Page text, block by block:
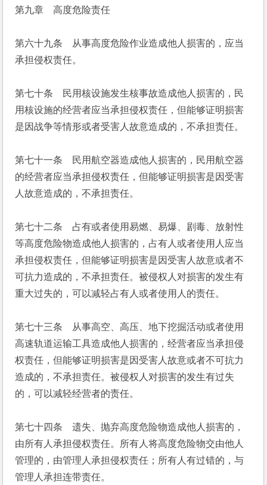
第九章　高度危险责任
第六十九条　从事高度危险作业造成他人损害的，应当
承担侵权责任。
第七十条　民用核设施发生核事故造成他人损害的，民
用核设施的经营者应当承担侵权责任，但能够证明损害
是因战争等情形或者受害人故意造成的，不承担责任。
第七十一条　民用航空器造成他人损害的，民用航空器
的经营者应当承担侵权责任，但能够证明损害是因受害
人故意造成的，不承担责任。
第七十二条　占有或者使用易燃、易爆、剧毒、放射性
等高度危险物造成他人损害的，占有人或者使用人应当
承担侵权责任，但能够证明损害是因受害人故意或者不
可抗力造成的，不承担责任。被侵权人对损害的发生有
重大过失的，可以减轻占有人或者使用人的责任。
第七十三条　从事高空、高压、地下挖掘活动或者使用
高速轨道运输工具造成他人损害的，经营者应当承担侵
权责任，但能够证明损害是因受害人故意或者不可抗力
造成的，不承担责任。被侵权人对损害的发生有过失
的，可以减轻经营者的责任。
第七十四条　遗失、抛弃高度危险物造成他人损害的，
由所有人承担侵权责任。所有人将高度危险物交由他人
管理的，由管理人承担侵权责任；所有人有过错的，与
管理人承担连带责任。